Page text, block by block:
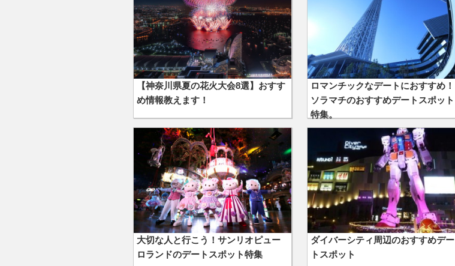
【神奈川県夏の花火大会8選】おすす
め情報教えます！
ロマンチックなデートにおすすめ！
ソラマチのおすすめデートスポット
特集。
大切な人と行こう！サンリオピュー
ロランドのデートスポット特集
ダイバーシティ周辺のおすすめデー
トスポット